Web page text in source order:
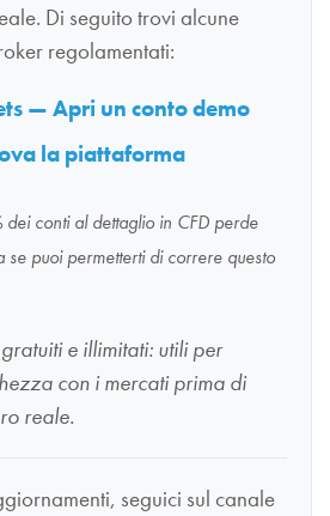
Di seguito trovi alcune
regolamentati:
— Apri un conto demo
la piattaforma
dei conti al dettaglio in CFD perde
se puoi permetterti di correre questo
e illimitati: utili per
con i mercati prima di
reale.
seguici sul canale